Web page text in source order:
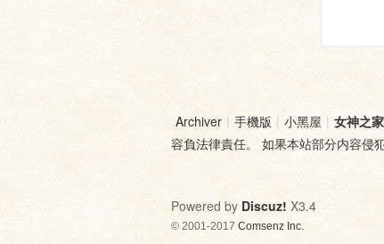
Archiver | 手機版 | 小黑屋 | 女神之
容負法律責任。 如果本站部分内容侵
Powered by Discuz! X3.4
© 2001-2017 Comsenz Inc.